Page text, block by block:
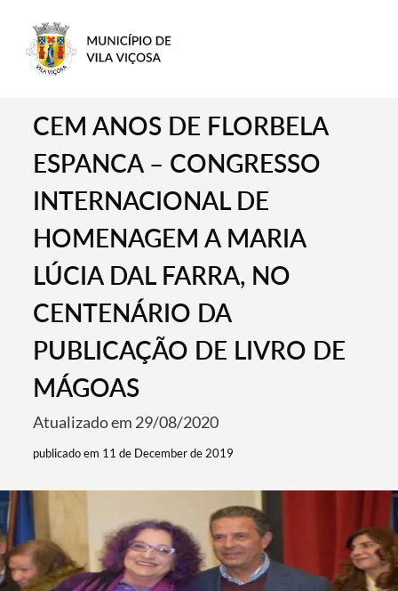
CEM ANOS DE FLORBELA
ESPANCA – CONGRESSO
INTERNACIONAL DE
HOMENAGEM A MARIA
LÚCIA DAL FARRA, NO
CENTENÁRIO DA
PUBLICAÇÃO DE LIVRO DE
MÁGOAS
Atualizado em 29/08/2020
publicado em 11 de December de 2019